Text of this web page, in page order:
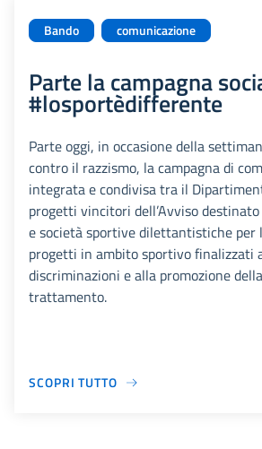
Bando comunicazione
Parte la campagna
#losportèdifferente
Parte oggi, in occasione della
contro il razzismo, la campagna di
integrata e condivisa tra il
progetti vincitori dell’Avviso
e società sportive dilettantistiche per
progetti in ambito sportivo finalizzati
discriminazioni e alla promozione
trattamento.
SCOPRI TUTTO